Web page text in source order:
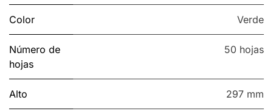
Color Verde
Número de
hojas
50 hojas
Alto 297 mm